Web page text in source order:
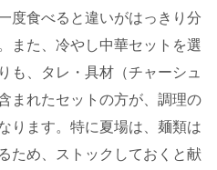
度食べると違いがはっきり分
また、冷やし中華セットを選
も、タレ・具材（チャーシュ
まれたセットの方が、調理の
ります。特に夏場は、麺類は
ため、ストックしておくと献